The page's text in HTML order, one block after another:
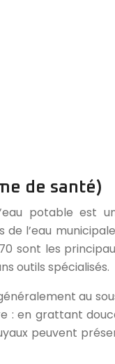
de santé)
potable est
l’eau
sont les
outils spécialisés.
au
: en grattant
peuvent